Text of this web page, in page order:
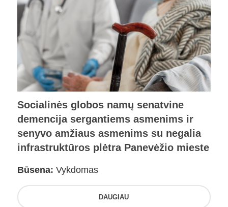
Socialinės globos namų senatvine
demencija sergantiems asmenims ir
senyvo amžiaus asmenims su negalia
infrastruktūros plėtra Panevėžio mieste
Būsena: Vykdomas
DAUGIAU